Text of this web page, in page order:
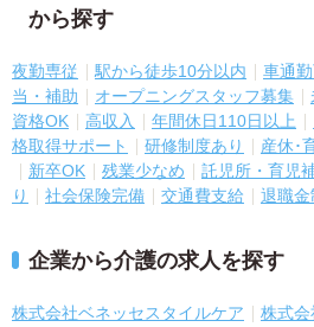
から探す
夜勤専従 駅から徒歩10分以内 車通
当・補助
オープニングスタッフ募集
資格OK
高収入 年間休日110日以上
格取得サポート
研修制度あり
産休･
新卒OK
残業少なめ 託児所・育児
り
社会保険完備 交通費支給 退職金
企業から介護の求人を探す
株式会社ベネッセスタイルケア 株式会